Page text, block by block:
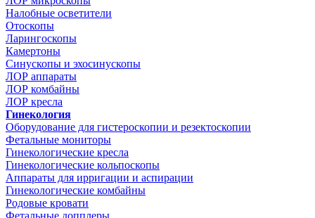
Налобные осветители
Отоскопы
Ларингоскопы
Камертоны
Синускопы и эхосинускопы
ЛОР аппараты
ЛОР комбайны
ЛОР кресла
Гинекология
Оборудование для гистероскопии и резектоскопии
Фетальные мониторы
Гинекологические кресла
Гинекологические кольпоскопы
Аппараты для ирригации и аспирации
Гинекологические комбайны
Родовые кровати
Фетальные допплеры